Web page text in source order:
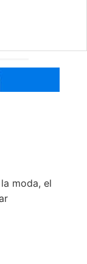
moda, el